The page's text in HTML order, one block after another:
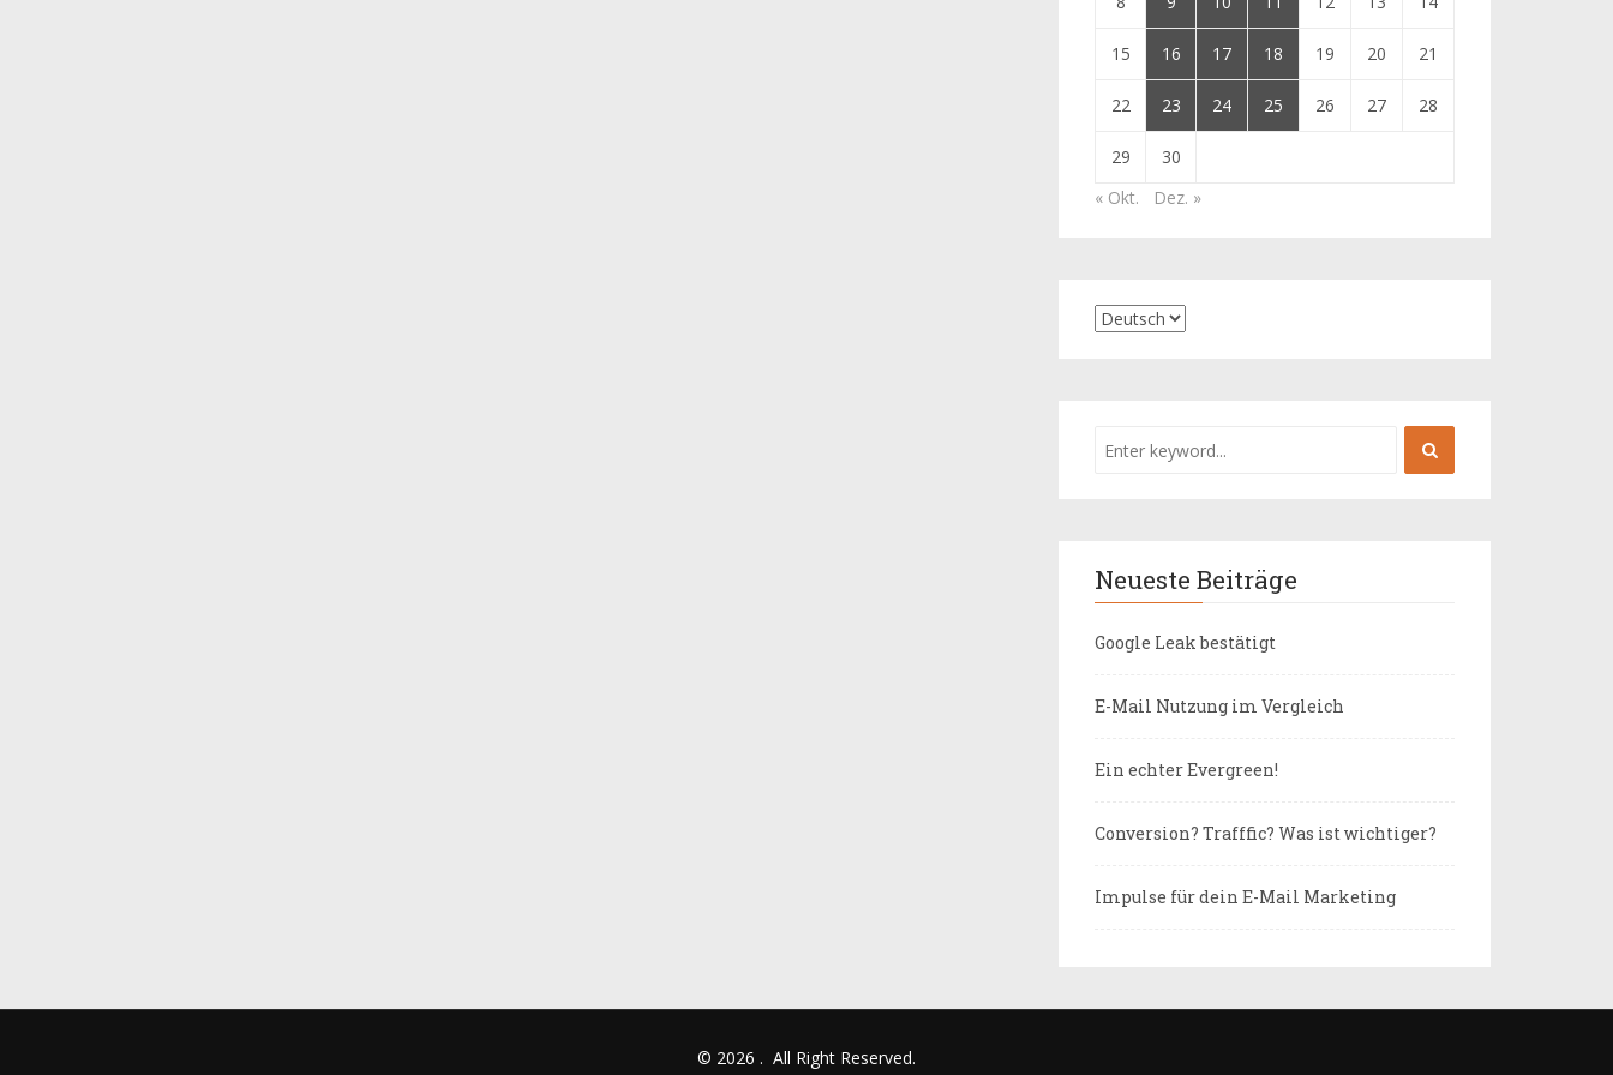
15 16 17 18 19 20 21
22 23 24 25 26 27 28
29
30
« Okt.
Dez. »
Neueste Beiträge
Google Leak bestätigt
E-Mail Nutzung im Vergleich
Ein echter Evergreen!
Conversion? Trafffic? Was ist wichtiger?
Impulse für dein E-Mail Marketing
© 2026 . All Right Reserved.